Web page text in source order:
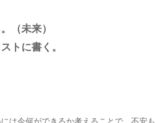
（未来）
トに書く。
は今何ができるか考えることで、不安も